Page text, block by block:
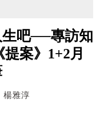
生吧──專訪知
案》1+2月
楊雅淳